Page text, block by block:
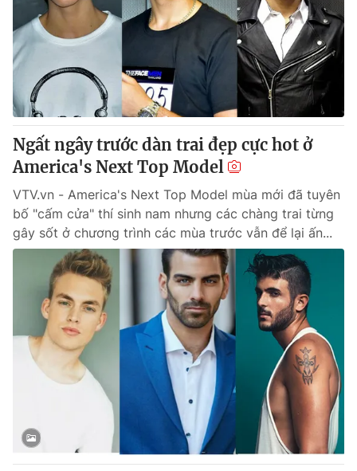
Tin tức
Thế giới đó đây
Câu chuyện quốc tế
Kinh tế
Tài chính
Thị trường
Góc doanh nghiệp
Dữ liệu và đời sống
Truyền hình
Phim VTV
Hậu trường
Nhân vật
Khán giả
Giải sao mai
Giải trí
Điện ảnh
Âm nhạc
Đời sống
Du lịch
Làm đẹp
Chất lượng cuộc sống
Giáo dục
Tuyển sinh
Học trực tuyến
Công nghệ
Hitech Công nghệ tương lai
Sản phẩm
Tư vấn
Giao lưu trực tuyến
Lịch phát sóng
Chuyên mục khác
Ngất ngây trước dàn trai đẹp cực hot ở
America's Next Top Model
VTV.vn - America's Next Top Model mùa mới đã tuyên
bố "cấm cửa" thí sinh nam nhưng các chàng trai từng
gây sốt ở chương trình các mùa trước vẫn để lại ấn...